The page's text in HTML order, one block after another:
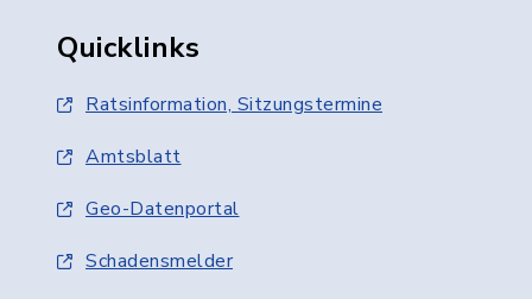
Quicklinks
Ratsinformation, Sitzungstermine
Amtsblatt
Geo-Datenportal
Schadensmelder